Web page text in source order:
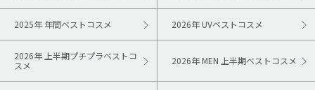
2025年 年間ベストコスメ 2026年 UVベストコスメ
2026年 上半期プチプラベストコ
スメ
2026年 MEN 上半期ベストコスメ